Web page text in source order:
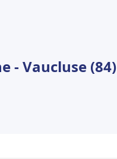
- Vaucluse (84)